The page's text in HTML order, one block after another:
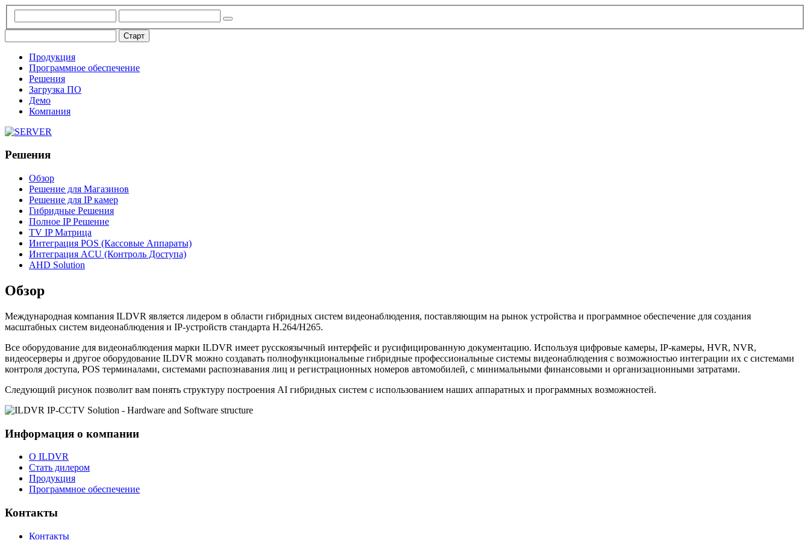
Продукция
Программное обеспечение
Решения
Загрузка ПО
Демо
Компания
Решения
Обзор
Решение для Магазинов
Решение для IP камер
Гибридные Решения
Полное IP Решение
TV IP Матрица
Интеграция POS (Кассовые Аппараты)
Интеграция ACU (Контроль Доступа)
AHD Solution
Обзор
Международная компания ILDVR является лидером в области гибридных систем видеонаблюдения, поставляющим на рынок устройства и программное обеспечение для создания
масштабных систем видеонаблюдения и IP-устройств стандарта H.264/H265.
Все оборудование для видеонаблюдения марки ILDVR имеет русскоязычный интерфейс и русифицированную документацию. Используя цифровые камеры, IP-камеры, HVR, NVR,
видеосерверы и другое оборудование ILDVR можно создавать полнофункциональные гибридные профессиональные системы видеонаблюдения с возможностью интеграции их с системами
контроля доступа, POS терминалами, системами распознавания лиц и регистрационных номеров автомобилей, с минимальными финансовыми и организационными затратами.
Следующий рисунок позволит вам понять структуру построения AI гибридных систем с использованием наших аппаратных и программных возможностей.
Информация о компании
О ILDVR
Стать дилером
Продукция
Программное обеспечение
Контакты
Контакты